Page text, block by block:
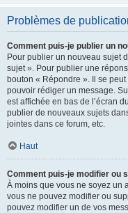
Problèmes de
Comment puis-je publier un
Pour publier un nouveau sujet
sujet ». Pour publier une
bouton « Répondre ». Il se
pouvoir rédiger un message.
est affichée en bas de l’écran
publier de nouveaux sujets
jointes dans ce forum, etc.
Haut
Comment puis-je modifier ou
À moins que vous ne soyez un
vous ne pouvez modifier ou
pouvez modifier un de vos